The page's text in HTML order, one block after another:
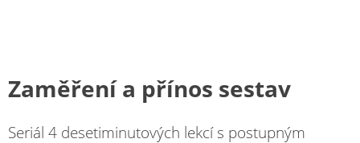
Zaměření a přínos sestav
Seriál 4 desetiminutových lekcí s postupným